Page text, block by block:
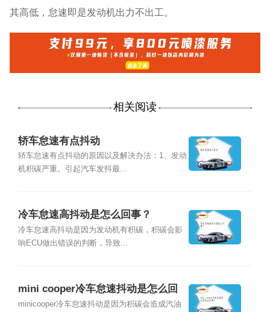
其高低，怠速即是发动机出力不出工。
相关阅读
轿车怠速有点抖动
轿车怠速有点抖动的原因以及解决办法：1、发动
机积碳严重。引起汽车发抖最...
冷车怠速高抖动是怎么回事？
冷车怠速高抖动是因为发动机有积碳，积碳会影
响ECU做出错误的判断，导致...
mini cooper冷车怠速抖动是怎么回
事？
minicooper冷车怠速抖动是因为积碳会造成汽油